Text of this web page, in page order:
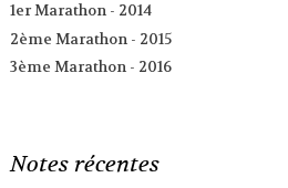
1er Marathon - 2014
2ème Marathon - 2015
3ème Marathon - 2016
Notes récentes